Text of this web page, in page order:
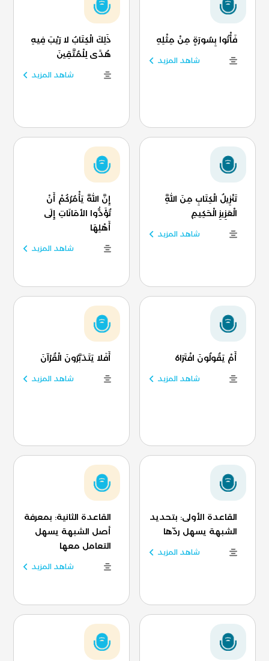
فَأْتُوا بِسُورَةٍ مِنْ مِثْلِهِ
شاهد المزيد
ذَلِكَ الْكِتَابُ لا رَيْبَ فِيهِ
هُدًى لِلْمُتَّقِينَ
شاهد المزيد
تَنْزِيلُ الْكِتَابِ مِنَ اللَّهِ
الْعَزِيزِ الْحَكِيمِ
شاهد المزيد
إِنَّ اللَّهَ يَأْمُرُكُمْ أَنْ
تُؤَدُّوا الأمَانَاتِ إِلَى
أَهْلِهَا
شاهد المزيد
أَمْ يَقُولُونَ افْتَرَاهُ
شاهد المزيد
أَفَلا يَتَدَبَّرُونَ الْقُرْآنَ
شاهد المزيد
القاعدة الأولى: بتحديد
الشبهة يسهل ردّها
شاهد المزيد
القاعدة الثانية: بمعرفة
أصل الشبهة يسهل
التعامل معها
شاهد المزيد